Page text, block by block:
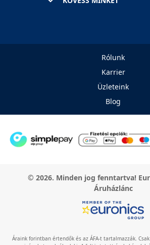
Rólunk
Karrier
Üzleteink
Blog
© 2026. Minden jog fenntartva!
Áruházlánc
Áraink forintban értendők és az ÁFA-t tartalmazzák.